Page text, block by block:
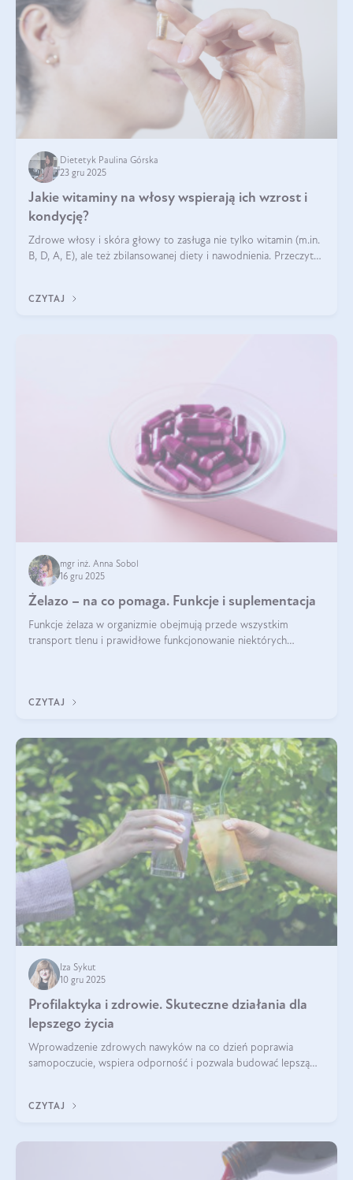
Dietetyk Paulina Górska
23 gru 2025
Jakie witaminy na włosy wspierają ich wzrost i
kondycję?
Zdrowe włosy i skóra głowy to zasługa nie tylko witamin (m.in.
B, D, A, E), ale też zbilansowanej diety i nawodnienia. Przeczytaj
CZYTAJ
mgr inż. Anna Sobol
16 gru 2025
Żelazo – na co pomaga. Funkcje i suplementacja
Funkcje żelaza w organizmie obejmują przede wszystkim
transport tlenu i prawidłowe funkcjonowanie niektórych
CZYTAJ
Iza Sykut
10 gru 2025
Profilaktyka i zdrowie. Skuteczne działania dla
lepszego życia
Wprowadzenie zdrowych nawyków na co dzień poprawia
samopoczucie, wspiera odporność i pozwala budować lepszą
CZYTAJ